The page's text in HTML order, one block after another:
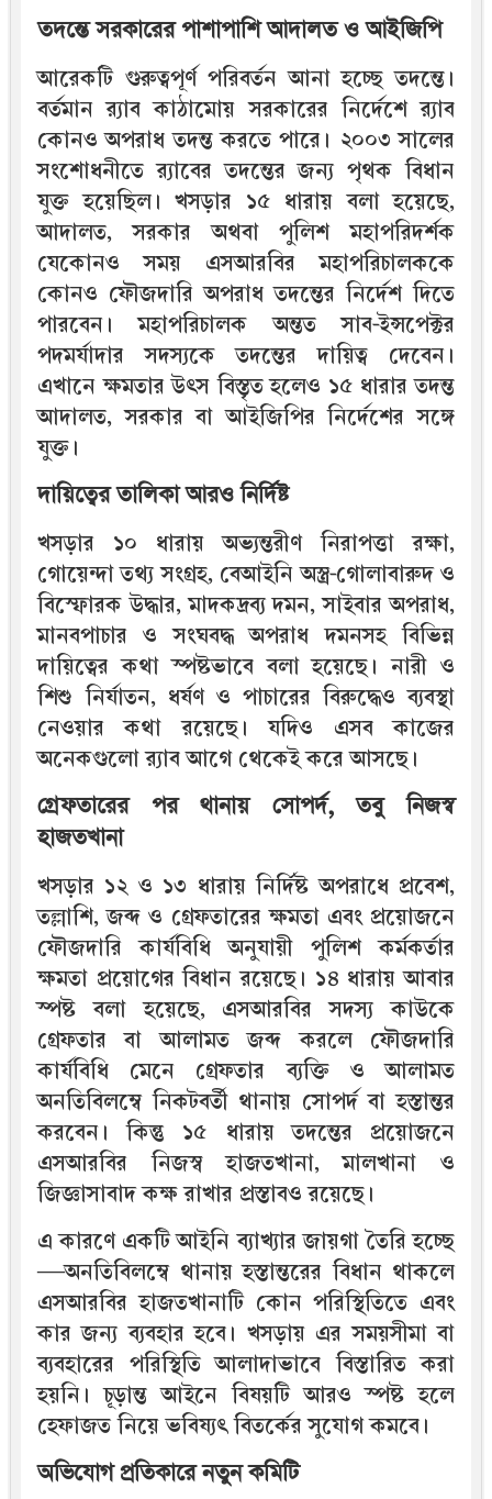
তদন্তে সরকারের পাশাপাশি আদালত ও আইজিপি
আরেকটি গুরুত্বপূর্ণ পরিবর্তন আনা হচ্ছে তদন্তে।
বর্তমান র‍্যাব কাঠামোয় সরকারের নির্দেশে র‍্যাব
কোনও অপরাধ তদন্ত করতে পারে। ২০০৩ সালের
সংশোধনীতে র‍্যাবের তদন্তের জন্য পৃথক বিধান
যুক্ত হয়েছিল। খসড়ার ১৫ ধারায় বলা হয়েছে,
আদালত, সরকার অথবা পুলিশ মহাপরিদর্শক
যেকোনও সময় এসআরবির মহাপরিচালককে
কোনও ফৌজদারি অপরাধ তদন্তের নির্দেশ দিতে
পারবেন। মহাপরিচালক অন্তত সাব-ইন্সপেক্টর
পদমর্যাদার সদস্যকে তদন্তের দায়িত্ব দেবেন।
এখানে ক্ষমতার উৎস বিস্তৃত হলেও ১৫ ধারার তদন্ত
আদালত, সরকার বা আইজিপির নির্দেশের সঙ্গে
যুক্ত।
দায়িত্বের তালিকা আরও নির্দিষ্ট
খসড়ার ১০ ধারায় অভ্যন্তরীণ নিরাপত্তা রক্ষা,
গোয়েন্দা তথ্য সংগ্রহ, বেআইনি অস্ত্র-গোলাবারুদ ও
বিস্ফোরক উদ্ধার, মাদকদ্রব্য দমন, সাইবার অপরাধ,
মানবপাচার ও সংঘবদ্ধ অপরাধ দমনসহ বিভিন্ন
দায়িত্বের কথা স্পষ্টভাবে বলা হয়েছে। নারী ও
শিশু নির্যাতন, ধর্ষণ ও পাচারের বিরুদ্ধেও ব্যবস্থা
নেওয়ার কথা রয়েছে। যদিও এসব কাজের
অনেকগুলো র‍্যাব আগে থেকেই করে আসছে।
গ্রেফতারের পর থানায় সোপর্দ, তবু নিজস্ব
হাজতখানা
খসড়ার ১২ ও ১৩ ধারায় নির্দিষ্ট অপরাধে প্রবেশ,
তল্লাশি, জব্দ ও গ্রেফতারের ক্ষমতা এবং প্রয়োজনে
ফৌজদারি কার্যবিধি অনুযায়ী পুলিশ কর্মকর্তার
ক্ষমতা প্রয়োগের বিধান রয়েছে। ১৪ ধারায় আবার
স্পষ্ট বলা হয়েছে, এসআরবির সদস্য কাউকে
গ্রেফতার বা আলামত জব্দ করলে ফৌজদারি
কার্যবিধি মেনে গ্রেফতার ব্যক্তি ও আলামত
অনতিবিলম্বে নিকটবর্তী থানায় সোপর্দ বা হস্তান্তর
করবেন। কিন্তু ১৫ ধারায় তদন্তের প্রয়োজনে
এসআরবির নিজস্ব হাজতখানা, মালখানা ও
জিজ্ঞাসাবাদ কক্ষ রাখার প্রস্তাবও রয়েছে।
এ কারণে একটি আইনি ব্যাখ্যার জায়গা তৈরি হচ্ছে
—অনতিবিলম্বে থানায় হস্তান্তরের বিধান থাকলে
এসআরবির হাজতখানাটি কোন পরিস্থিতিতে এবং
কার জন্য ব্যবহার হবে। খসড়ায় এর সময়সীমা বা
ব্যবহারের পরিস্থিতি আলাদাভাবে বিস্তারিত করা
হয়নি। চূড়ান্ত আইনে বিষয়টি আরও স্পষ্ট হলে
হেফাজত নিয়ে ভবিষ্যৎ বিতর্কের সুযোগ কমবে।
অভিযোগ প্রতিকারে নতুন কমিটি